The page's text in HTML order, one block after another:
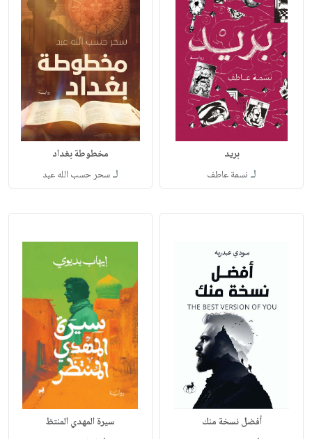
بريد
لـ نسمة عاطف
مخطوطة بغداد
لـسحر حسب الله عبد
أفضل نسخة منك سيرة المهدي المنتظ